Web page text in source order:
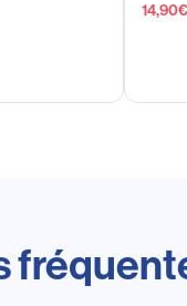
14,90€